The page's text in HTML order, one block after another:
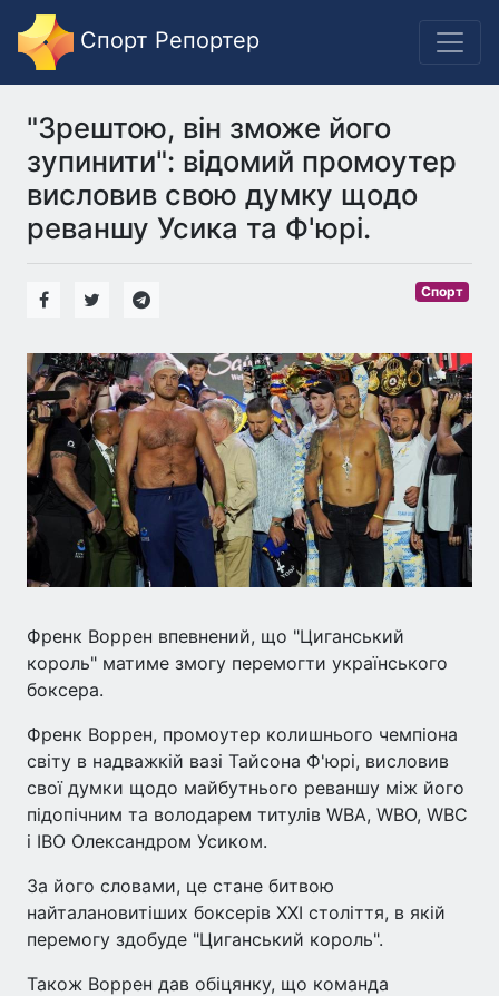
Спорт Репортер
"Зрештою, він зможе його
зупинити": відомий промоутер
висловив свою думку щодо
реваншу Усика та Ф'юрі.
Спорт
Френк Воррен впевнений, що "Циганський
король" матиме змогу перемогти українського
боксера.
Френк Воррен, промоутер колишнього чемпіона
світу в надважкій вазі Тайсона Ф'юрі, висловив
свої думки щодо майбутнього реваншу між його
підопічним та володарем титулів WBA, WBO, WBC
і IBO Олександром Усиком.
За його словами, це стане битвою
найталановитіших боксерів XXI століття, в якій
перемогу здобуде "Циганський король".
Також Воррен дав обіцянку, що команда